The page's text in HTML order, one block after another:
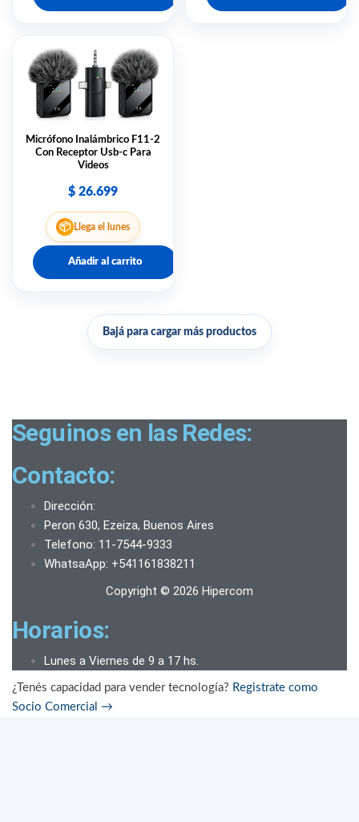
Micrófono Inalámbrico F11-2
Con Receptor Usb-c Para
Videos
$ 26.699
📦 Llega el lunes
Añadir al carrito
Bajá para cargar más productos
Seguinos en las Redes:
Contacto:
Dirección:
Peron 630, Ezeiza, Buenos Aires
Telefono: 11-7544-9333
WhatsaApp: +541161838211
Copyright © 2026 Hipercom
Horarios:
Lunes a Viernes de 9 a 17 hs.
¿Tenés capacidad para vender tecnología? Registrate como
Socio Comercial →